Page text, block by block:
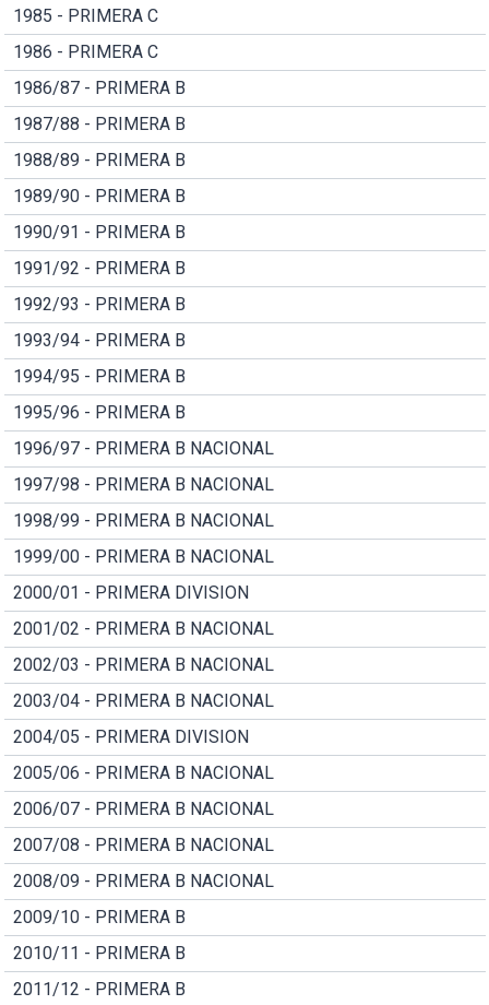
1985 - PRIMERA C
1986 - PRIMERA C
1986/87 - PRIMERA B
1987/88 - PRIMERA B
1988/89 - PRIMERA B
1989/90 - PRIMERA B
1990/91 - PRIMERA B
1991/92 - PRIMERA B
1992/93 - PRIMERA B
1993/94 - PRIMERA B
1994/95 - PRIMERA B
1995/96 - PRIMERA B
1996/97 - PRIMERA B NACIONAL
1997/98 - PRIMERA B NACIONAL
1998/99 - PRIMERA B NACIONAL
1999/00 - PRIMERA B NACIONAL
2000/01 - PRIMERA DIVISION
2001/02 - PRIMERA B NACIONAL
2002/03 - PRIMERA B NACIONAL
2003/04 - PRIMERA B NACIONAL
2004/05 - PRIMERA DIVISION
2005/06 - PRIMERA B NACIONAL
2006/07 - PRIMERA B NACIONAL
2007/08 - PRIMERA B NACIONAL
2008/09 - PRIMERA B NACIONAL
2009/10 - PRIMERA B
2010/11 - PRIMERA B
2011/12 - PRIMERA B